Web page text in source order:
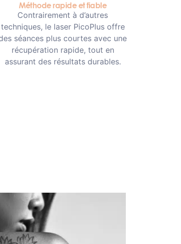
Méthode rapide et fiable
Contrairement à d’autres
techniques, le laser PicoPlus offre
séances plus courtes avec une
récupération rapide, tout en
assurant des résultats durables.